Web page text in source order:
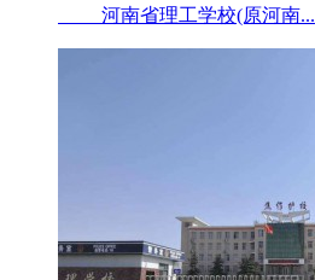
河南省理工学校(原河南...